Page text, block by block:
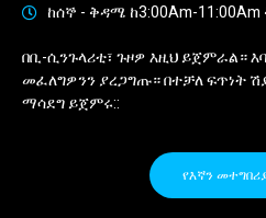
ከሰኞ - ቅዳሜ ከ3:00Am-
በቢ-ሲንጉላሪቲ፣ ጉዞዎ እዚህ ይጀምራል።
መፈለግዎንን ያረጋግጡ። በተቻለ ፍጥነት
ማሳደግ ይጀምሩ::
የእኛን